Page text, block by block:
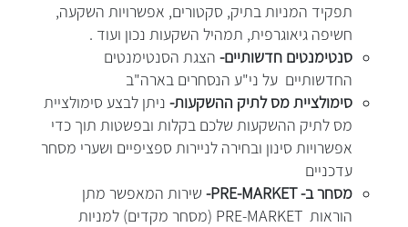
תפקיד המניות בתיק, סקטורים, אפשרויות השקעה,
חשיפה גיאוגרפית, תמהיל השקעות נכון ועוד .
סנטימנטים חדשותיים- הצגת הסנטימנטים
החדשותיים על ני"ע הנסחרים בארה"ב
סימולציית מס לתיק ההשקעות- ניתן לבצע סימולציית
מס לתיק ההשקעות שלכם בקלות ובפשטות תוך כדי
אפשרויות סינון ובחירה לניירות ספציפיים ושערי מסחר
עדכניים
מסחר ב- PRE-MARKET-
שירות המאפשר מתן
הוראות PRE-MARKET (מסחר מקדים) למניות